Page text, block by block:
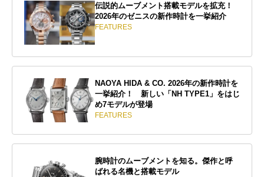
伝説的ムーブメント搭載モデルを拡充！
2026年のゼニスの新作時計を一挙紹介
FEATURES
NAOYA HIDA & CO. 2026年の新作時計を
一挙紹介！ 新しい「NH TYPE1」をはじ
め7モデルが登場
FEATURES
腕時計のムーブメントを知る。傑作と呼
ばれる名機と搭載モデル